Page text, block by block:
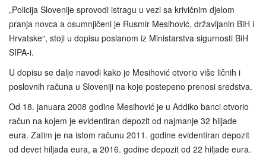
„Policija Slovenije sprovodi istragu u vezi sa krivičnim djelom
pranja novca a osumnjičeni je Rusmir Mesihović, državljanin BiH i
Hrvatske“, stoji u dopisu poslanom iz Ministarstva sigurnosti BiH
SIPA-i.
U dopisu se dalje navodi kako je Mesihović otvorio više ličnih i
poslovnih računa u Sloveniji na koje postepeno prenosi sredstva.
Od 18. januara 2008 godine Mesihović je u Addiko banci otvorio
račun na kojem je evidentiran depozit od najmanje 32 hiljade
eura. Zatim je na istom računu 2011. godine evidentiran depozit
od devet hiljada eura, a 2016. godine depozit od 22 hiljade eura.